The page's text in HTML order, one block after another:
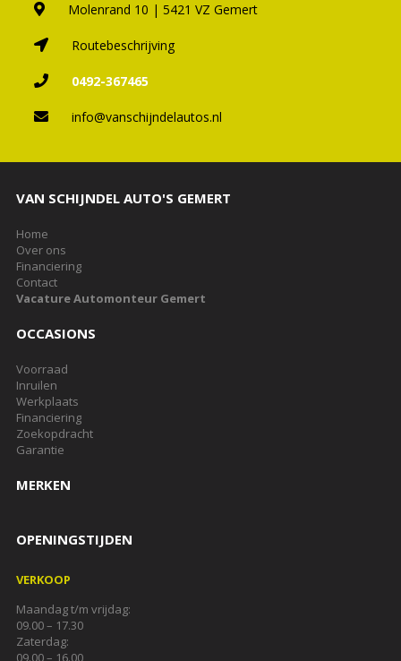
Molenrand 10 | 5421 VZ Gemert
Routebeschrijving
0492-367465
info@vanschijndelautos.nl
VAN SCHIJNDEL AUTO'S GEMERT
Home
Over ons
Financiering
Contact
Vacature Automonteur Gemert
OCCASIONS
Voorraad
Inruilen
Werkplaats
Financiering
Zoekopdracht
Garantie
MERKEN
OPENINGSTIJDEN
VERKOOP
Maandag t/m vrijdag:
09.00 – 17.30
Zaterdag:
09.00 – 16.00